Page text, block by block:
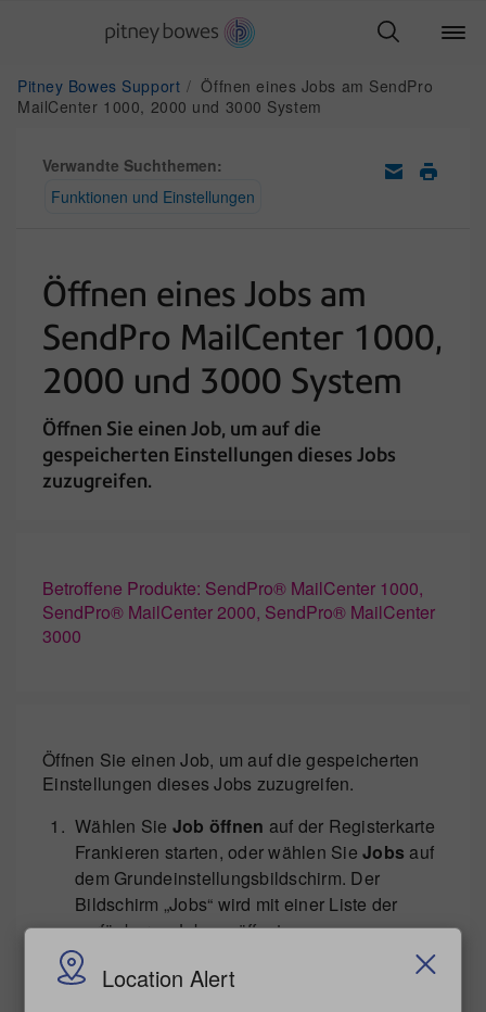
Location Alert
Pitney Bowes Support
Öffnen eines Jobs am SendPro
MailCenter 1000, 2000 und 3000 System
Verwandte Suchthemen:
Funktionen und Einstellungen
Öffnen eines Jobs am
SendPro MailCenter 1000,
2000 und 3000 System
Öffnen Sie einen Job, um auf die
gespeicherten Einstellungen dieses Jobs
zuzugreifen.
Betroffene Produkte: SendPro® MailCenter 1000,
SendPro® MailCenter 2000, SendPro® MailCenter
3000
Öffnen Sie einen Job, um auf die gespeicherten
Einstellungen dieses Jobs zuzugreifen.
Wählen Sie Job öffnen auf der Registerkarte
Frankieren starten, oder wählen Sie Jobs auf
dem Grundeinstellungsbildschirm. Der
Bildschirm „Jobs“ wird mit einer Liste der
verfügbaren Jobs geöffnet.
Wählen Sie den Job aus, den Sie öffnen
möchten. Bis zu fünf Jobs können gleichzeitig